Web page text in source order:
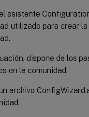
asistente
utilizado para crear
dispone de los
en la comunidad:
archivo